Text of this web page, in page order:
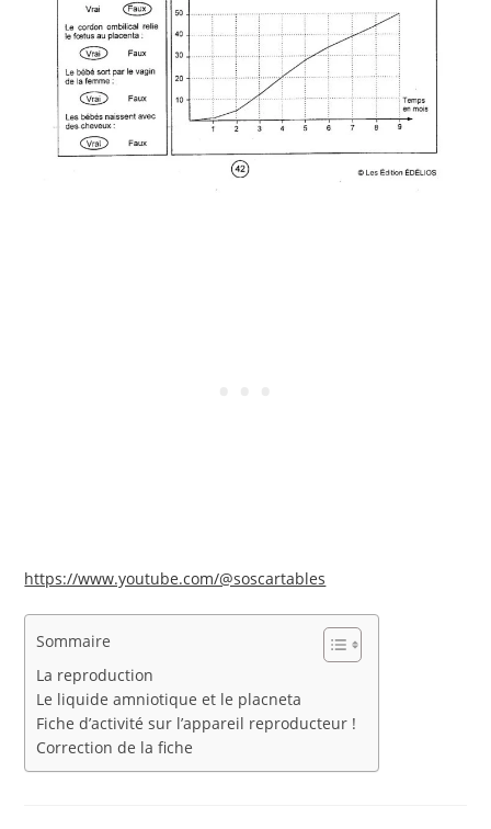
https://www.youtube.com/@soscartables
Sommaire
La reproduction
Le liquide amniotique et le placneta
Fiche d’activité sur l’appareil reproducteur !
Correction de la fiche